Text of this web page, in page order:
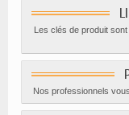
Les clés de produit
Nos professionnels